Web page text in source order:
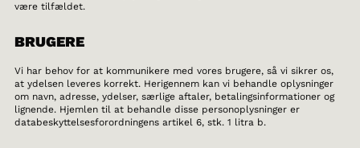
være tilfældet.
BRUGERE
Vi har behov for at kommunikere med vores brugere, så vi sikrer os,
at ydelsen leveres korrekt. Herigennem kan vi behandle oplysninger
om navn, adresse, ydelser, særlige aftaler, betalingsinformationer og
lignende. Hjemlen til at behandle disse personoplysninger er
databeskyttelsesforordningens artikel 6, stk. 1 litra b.